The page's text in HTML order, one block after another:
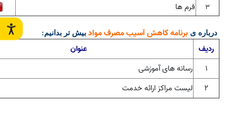
3 فرم ها
درباره ی برنامه کاهش آسیب مصرف مواد بیش تر بدانیم:
ردیف
عنوان
۱
رسانه های آموزشی
۲
لیست مراکز ارائه خدمت